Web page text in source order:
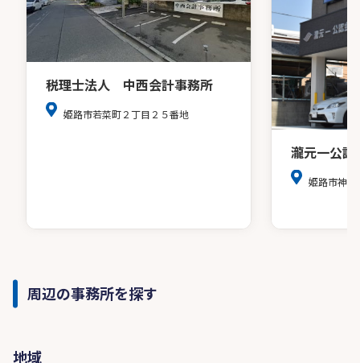
税理士法人 中西会計事務所
姫路市若菜町２丁目２５番地
瀧元一公認
姫路市神子
周辺の事務所を探す
地域